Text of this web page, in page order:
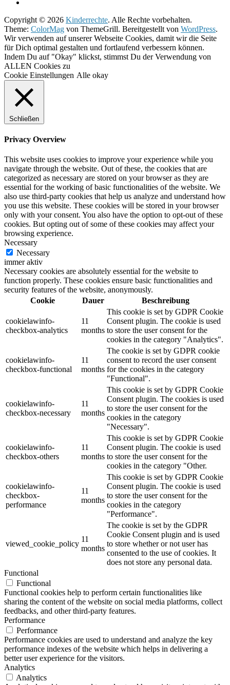
Copyright © 2026 Kinderrechte. Alle Rechte vorbehalten.
Theme: ColorMag von ThemeGrill. Bereitgestellt von WordPress.
Wir verwenden auf unserer Webseite Cookies, damit wir die Seite
für Dich optimal gestalten und fortlaufend verbessern können.
Indem Du auf "Okay" klickst, stimmst Du der Verwendung von
ALLEN Cookies zu
Cookie Einstellungen Alle okay
Schließen
Privacy Overview
This website uses cookies to improve your experience while you
navigate through the website. Out of these, the cookies that are
categorized as necessary are stored on your browser as they are
essential for the working of basic functionalities of the website. We
also use third-party cookies that help us analyze and understand how
you use this website. These cookies will be stored in your browser
only with your consent. You also have the option to opt-out of these
cookies. But opting out of some of these cookies may affect your
browsing experience.
Necessary
Necessary
immer aktiv
Necessary cookies are absolutely essential for the website to
function properly. These cookies ensure basic functionalities and
security features of the website, anonymously.
Cookie
Dauer Beschreibung
cookielawinfo-
checkbox-analytics
11
months
This cookie is set by GDPR Cookie
Consent plugin. The cookie is used
to store the user consent for the
cookies in the category "Analytics".
cookielawinfo-
checkbox-functional
11
months
The cookie is set by GDPR cookie
consent to record the user consent
for the cookies in the category
"Functional".
cookielawinfo-
checkbox-necessary
11
months
This cookie is set by GDPR Cookie
Consent plugin. The cookies is used
to store the user consent for the
cookies in the category
"Necessary".
cookielawinfo-
checkbox-others
11
months
This cookie is set by GDPR Cookie
Consent plugin. The cookie is used
to store the user consent for the
cookies in the category "Other.
cookielawinfo-
checkbox-
performance
11
months
This cookie is set by GDPR Cookie
Consent plugin. The cookie is used
to store the user consent for the
cookies in the category
"Performance".
viewed_cookie_policy
11
months
The cookie is set by the GDPR
Cookie Consent plugin and is used
to store whether or not user has
consented to the use of cookies. It
does not store any personal data.
Functional
Functional
Functional cookies help to perform certain functionalities like
sharing the content of the website on social media platforms, collect
feedbacks, and other third-party features.
Performance
Performance
Performance cookies are used to understand and analyze the key
performance indexes of the website which helps in delivering a
better user experience for the visitors.
Analytics
Analytics